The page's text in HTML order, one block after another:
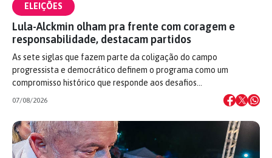
ELEIÇÕES
Lula-Alckmin olham pra frente com coragem e
responsabilidade, destacam partidos
As sete siglas que fazem parte da coligação do campo
progressista e democrático definem o programa como um
compromisso histórico que responde aos desafios…
07/08/2026